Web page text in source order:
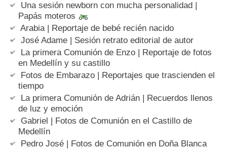
Una sesión newborn con mucha personalidad |
Papás moteros
Arabia | Reportaje de bebé recién nacido
José Adame | Sesión retrato editorial de autor
La primera Comunión de Enzo | Reportaje de fotos
en Medellín y su castillo
Fotos de Embarazo | Reportajes que trascienden el
tiempo
La primera Comunión de Adrián | Recuerdos llenos
de luz y emoción
Gabriel | Fotos de Comunión en el Castillo de
Medellín
Pedro José | Fotos de Comunión en Doña Blanca